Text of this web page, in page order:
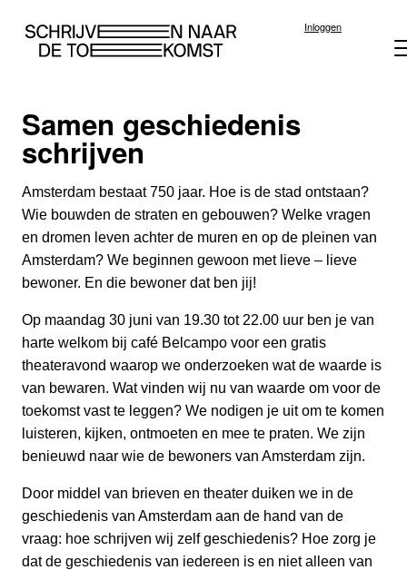
Inloggen
Brievenprojecten Festivals Theater Publicatie
Vrouwen van West Brief aan de stad
Samen geschiedenis
schrijven
Amsterdam bestaat 750 jaar. Hoe is de stad ontstaan?
Wie bouwden de straten en gebouwen? Welke vragen
en dromen leven achter de muren en op de pleinen van
Amsterdam? We beginnen gewoon met lieve – lieve
bewoner. En die bewoner dat ben jij!
Op maandag 30 juni van 19.30 tot 22.00 uur ben je van
harte welkom bij café Belcampo voor een gratis
theateravond waarop we onderzoeken wat de waarde is
van bewaren. Wat vinden wij nu van waarde om voor de
toekomst vast te leggen? We nodigen je uit om te komen
luisteren, kijken, ontmoeten en mee te praten. We zijn
benieuwd naar wie de bewoners van Amsterdam zijn.
Door middel van brieven en theater duiken we in de
geschiedenis van Amsterdam aan de hand van de
vraag: hoe schrijven wij zelf geschiedenis? Hoe zorg je
dat de geschiedenis van iedereen is en niet alleen van